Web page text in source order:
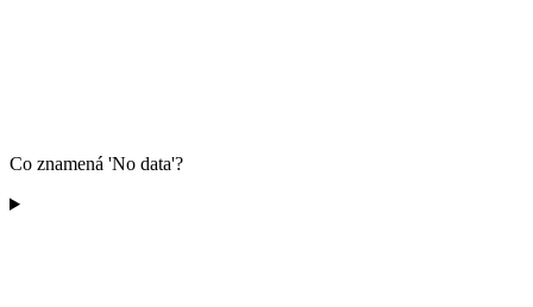
Co znamená 'No data'?